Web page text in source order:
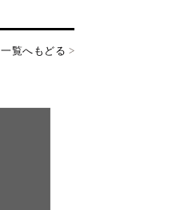
一覧へもどる >